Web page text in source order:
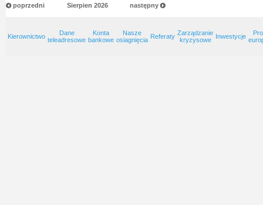
poprzedni następny
Sierpien 2026
Kierownictwo
Dane
teleadresowe
Konta
bankowe
Nasze
osiagnięcia Referaty Zarządzanie
kryzysowe
Inwestycje